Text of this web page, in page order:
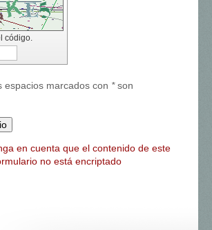
código.
espacios marcados con *son
en cuenta que el contenido de este
no está encriptado